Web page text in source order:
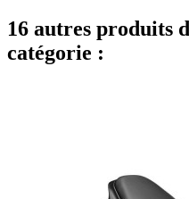
16 autres produits
catégorie :